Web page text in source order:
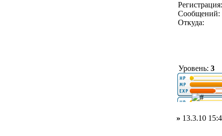
Сообщений:
Откуда:
Уровень: 3
» 13.3.10